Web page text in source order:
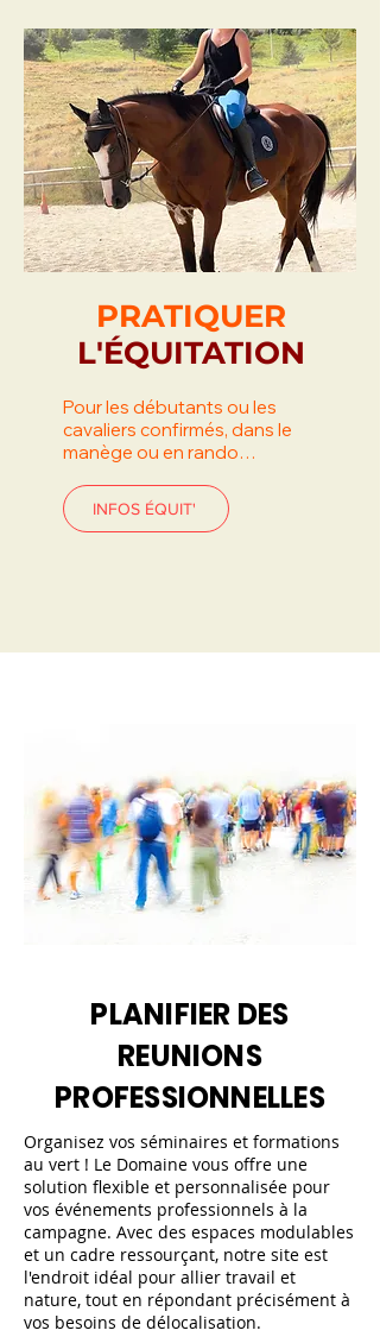
PRATIQUER
L'ÉQUITATION
Pour les débutants ou les
cavaliers confirmés, dans le
manège ou en rando…
INFOS ÉQUIT'
PLANIFIER DES
REUNIONS
PROFESSIONNELLES
Organisez vos séminaires et formations
au vert ! Le Domaine vous offre une
solution flexible et personnalisée pour
vos événements professionnels à la
campagne. Avec des espaces modulables
et un cadre ressourçant, notre site est
l'endroit idéal pour allier travail et
nature, tout en répondant précisément à
vos besoins de délocalisation.